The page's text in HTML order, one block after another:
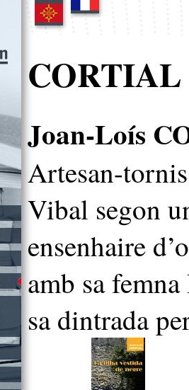
CORTIAL
Joan-Loís
Artesan-
Vibal segon
ensenhaire
amb sa
sa dintrada